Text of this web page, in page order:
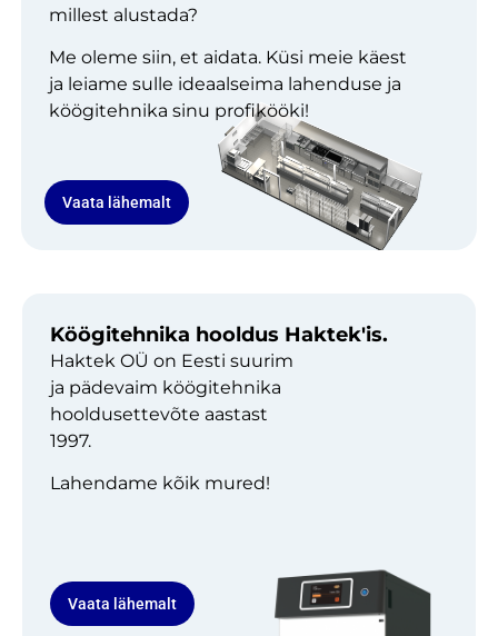
millest alustada?
Me oleme siin, et aidata. Küsi meie käest
ja leiame sulle ideaalseima lahenduse ja
köögitehnika sinu profikööki!
Vaata lähemalt
Köögitehnika hooldus Haktek'is.
Haktek OÜ on Eesti suurim
ja pädevaim köögitehnika
hooldusettevõte aastast
1997.
Lahendame kõik mured!
Vaata lähemalt